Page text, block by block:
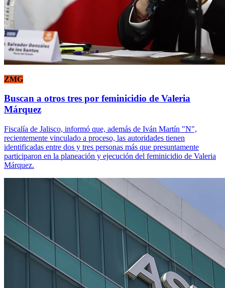
ZMG
Buscan a otros tres por feminicidio de Valeria
Márquez
Fiscalía de Jalisco, informó que, además de Iván Martín "N",
recientemente vinculado a proceso, las autoridades tienen
identificadas entre dos y tres personas más que presuntamente
participaron en la planeación y ejecución del feminicidio de Valeria
Márquez.